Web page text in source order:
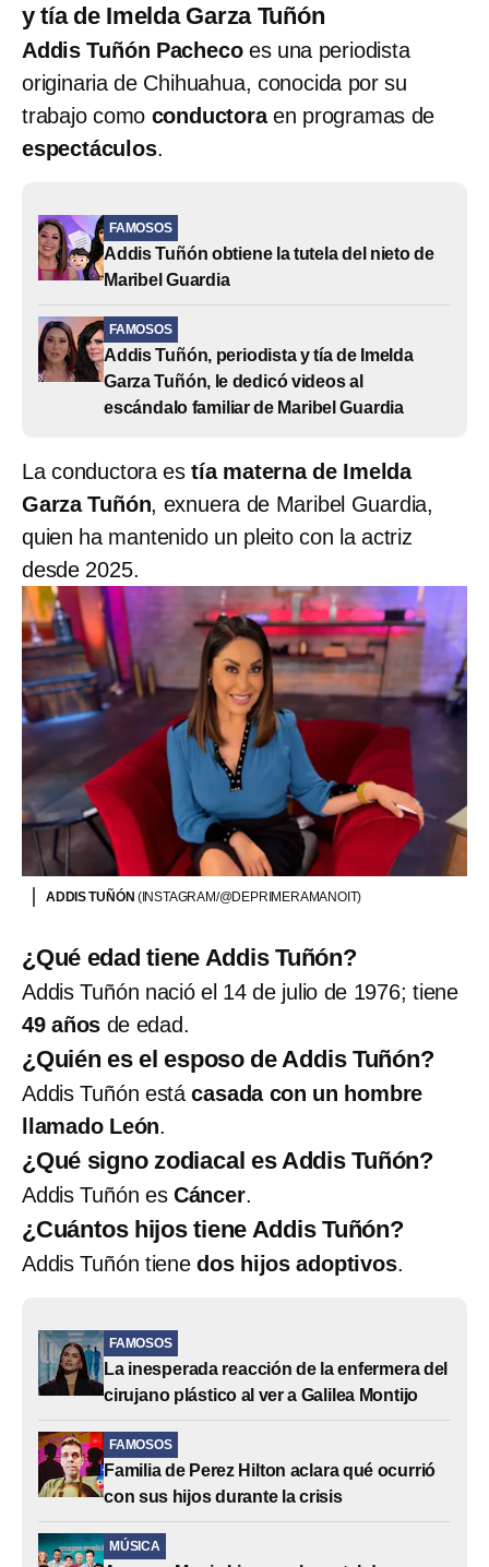
y tía de Imelda Garza Tuñón
Addis Tuñón Pachecoes una periodista
originaria de Chihuahua, conocida por su
trabajo como conductoraen programas de
espectáculos.
FAMOSOS
Addis Tuñón obtiene la tutela del nieto de
Maribel Guardia
FAMOSOS
Addis Tuñón, periodista y tía de Imelda
Garza Tuñón, le dedicó videos al
escándalo familiar de Maribel Guardia
La conductora estía materna de Imelda
Garza Tuñón, exnuera de Maribel Guardia,
quien ha mantenido un pleito con la actriz
desde 2025.
ADDIS TUÑÓN (INSTAGRAM/@DEPRIMERAMANOIT)
¿Qué edad tiene Addis Tuñón?
Addis Tuñón nació el 14 de julio de 1976; tiene
49 años de edad.
¿Quién es el esposo de Addis Tuñón?
Addis Tuñón estácasada con un hombre
llamado León.
¿Qué signo zodiacal es Addis Tuñón?
Addis Tuñón es Cáncer.
¿Cuántos hijos tiene Addis Tuñón?
Addis Tuñón tienedos hijos adoptivos.
FAMOSOS
La inesperada reacción de la enfermera del
cirujano plástico al ver a Galilea Montijo
FAMOSOS
Familia de Perez Hilton aclara qué ocurrió
con sus hijos durante la crisis
MÚSICA